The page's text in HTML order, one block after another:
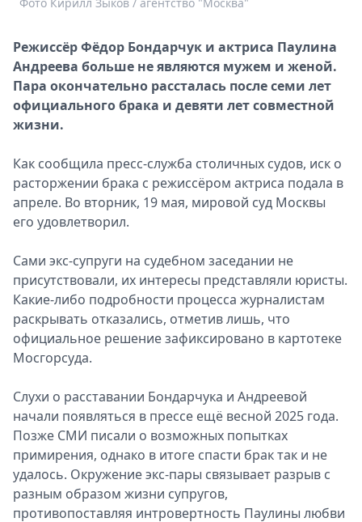
Выборы
2026
Скачай
Metro
Режиссёр Фёдор Бондарчук и актриса Паулина
Андреева больше не являются мужем и женой.
Пара окончательно рассталась после семи лет
официального брака и девяти лет совместной
жизни.
Как сообщила пресс-служба столичных судов, иск о
расторжении брака с режиссёром актриса подала в
апреле. Во вторник, 19 мая, мировой суд Москвы
его удовлетворил.
Сами экс-супруги на судебном заседании не
присутствовали, их интересы представляли юристы.
Какие-либо подробности процесса журналистам
раскрывать отказались, отметив лишь, что
официальное решение зафиксировано в картотеке
Мосгорсуда.
Слухи о расставании Бондарчука и Андреевой
начали появляться в прессе ещё весной 2025 года.
Позже СМИ писали о возможных попытках
примирения, однако в итоге спасти брак так и не
удалось. Окружение экс-пары связывает разрыв с
разным образом жизни супругов,
противопоставляя интровертность Паулины любви